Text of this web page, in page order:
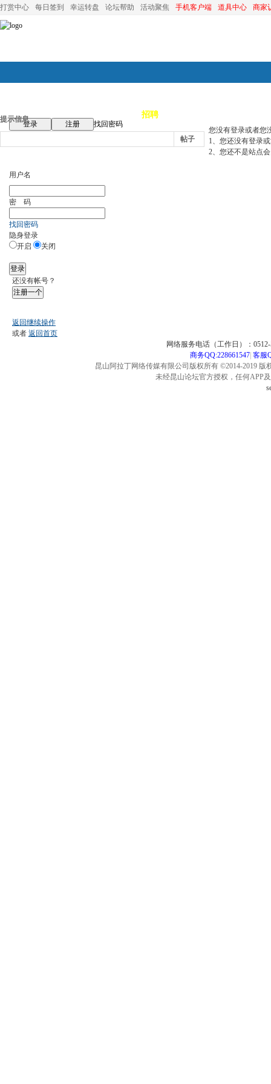
打赏中心 每日签到 幸运转盘 论坛帮助 活动聚焦 手机客户端 道具中心 商家
论坛首页 招聘
登录 注册
找回密码
帖子
提示信息
您没有登录或者您
1、您还没有登录
2、您还不是站点
用户名
密 码
找回密码
隐身登录
开启
关闭
登录
还没有帐号？
注册一个
返回继续操作
或者 返回首页
网络服务电话（工作日）：
商务QQ:228661547| 客服
昆山阿拉丁网络传媒有限公司版权所有 ©2014-2019
未经昆山论坛官方授权，任何APP